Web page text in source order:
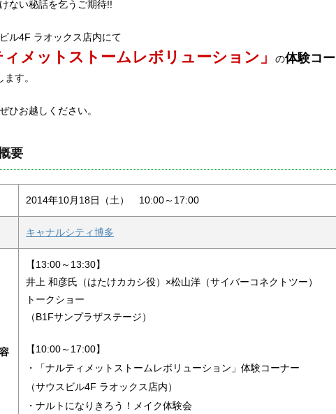
ない秘話を乞うご期待!!
ル4F ラオックス店内にて
ィメットストームレボリューション」 の体験コー
す。
ひお越しください。
要
2014年10月18日（土） 10:00～17:00
キャナルシティ博多
【13:00～13:30】
井上 和彦氏（はたけカカシ役）×松山洋（サイバーコネクトツー）
トークショー
（B1Fサンプラザステージ）
【10:00～17:00】
・「ナルティメットストームレボリューション」体験コーナー
（サウスビル4F ラオックス店内）
・ナルトになりきろう！メイク体験会